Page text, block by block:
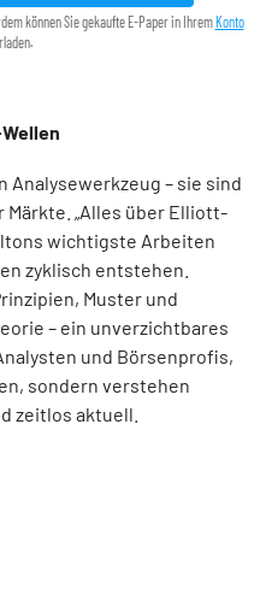
können Sie gekaufte E-Paper in Ihrem Konto
– sie sind
Märkte. „Alles über Elliott-
wichtigste Arbeiten
zyklisch entstehen.
Muster und
– ein unverzichtbares
und Börsenprofis,
sondern verstehen
zeitlos aktuell.